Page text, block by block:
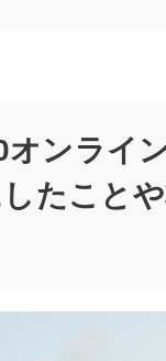
ンライ
たこと